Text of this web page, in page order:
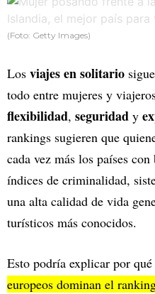
(Foto: Getty Images)
Los viajes en solitario
todo entre mujeres y
flexibilidad, seguridad y
rankings sugieren que
cada vez más los países
índices de criminalidad,
una alta calidad de vida
turísticos más conocidos.
Esto podría explicar por qué
europeos dominan el